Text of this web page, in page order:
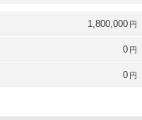
1,800,000 円
0 円
0 円